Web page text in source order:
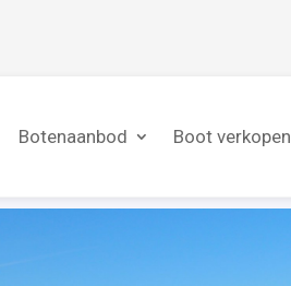
Botenaanbod Boot verkopen